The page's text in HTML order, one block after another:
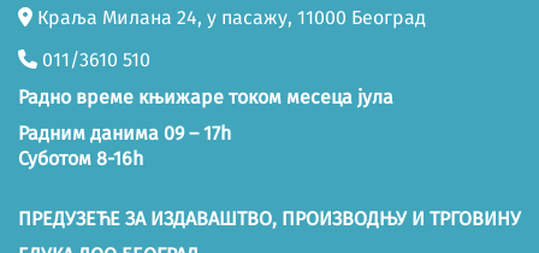
Краља Милана 24, у пасажу, 11000 Београд
011/3610 510
Радно време књижаре током месеца јула
Радним данима 09 – 17h
Суботом 8-16h
ПРЕДУЗЕЋЕ ЗА ИЗДАВАШТВО, ПРОИЗВОДЊУ И ТРГОВИНУ